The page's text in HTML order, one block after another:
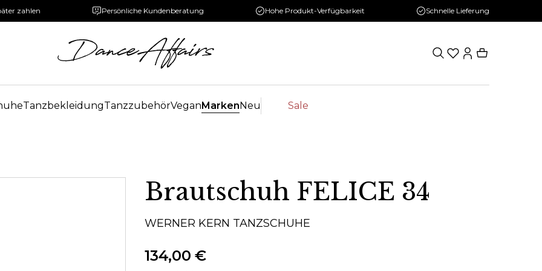
zahlen Persönliche Kundenberatung Hohe Produkt-Verfügbarkeit Schnelle Lieferung
TanzbekleidungTanzzubehörVeganMarkenNeu Sale
Brautschuh FELICE 34
WERNER KERN TANZSCHUHE
134,00 €